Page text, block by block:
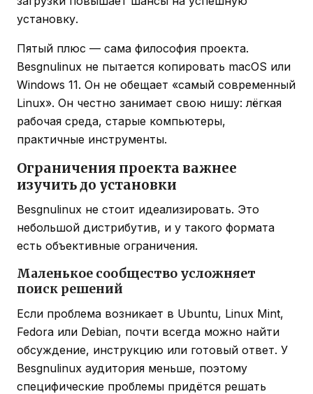
установку.
Пятый плюс — сама философия проекта.
Besgnulinux не пытается копировать macOS или
Windows 11. Он не обещает «самый современный
Linux». Он честно занимает свою нишу: лёгкая
рабочая среда, старые компьютеры,
практичные инструменты.
Ограничения проекта важнее
изучить до установки
Besgnulinux не стоит идеализировать. Это
небольшой дистрибутив, и у такого формата
есть объективные ограничения.
Маленькое сообщество усложняет
поиск решений
Если проблема возникает в Ubuntu, Linux Mint,
Fedora или Debian, почти всегда можно найти
обсуждение, инструкцию или готовый ответ. У
Besgnulinux аудитория меньше, поэтому
специфические проблемы придётся решать